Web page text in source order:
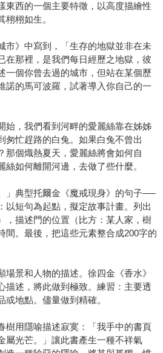
東西的一個主要特徵，以高度描繪性
栩栩如生。
市》中寫到，「生存的地獄並非在未
在那裡，是我們每日經歷之地獄，彼
一個你曾去過的城市，但站在某個歷
諾的馬可波羅，試著導入你自己的一
始，我們看到河畔的愛麗絲靠在姊姊
匆忙趕路的白兔。如果白兔不曾出
那個熾熱夏天，愛麗絲將會如何自
如何離開河邊，去做了些什麼。
」典型托爾金《魔戒現身》的句子──
以短句為起點，擬定故事計畫。列出
，描述門的位置（比方：某人家，樹
間。最後，把這些元素整合成200字的
場景和人物的描述。徐四金《香水》
描述，將此做到極致。練習：主要透
地點。儘量做到精確。
樹用隱喻描述寂寞：「我手中的書頁
屬光芒。」讓此書產生一種不祥氣